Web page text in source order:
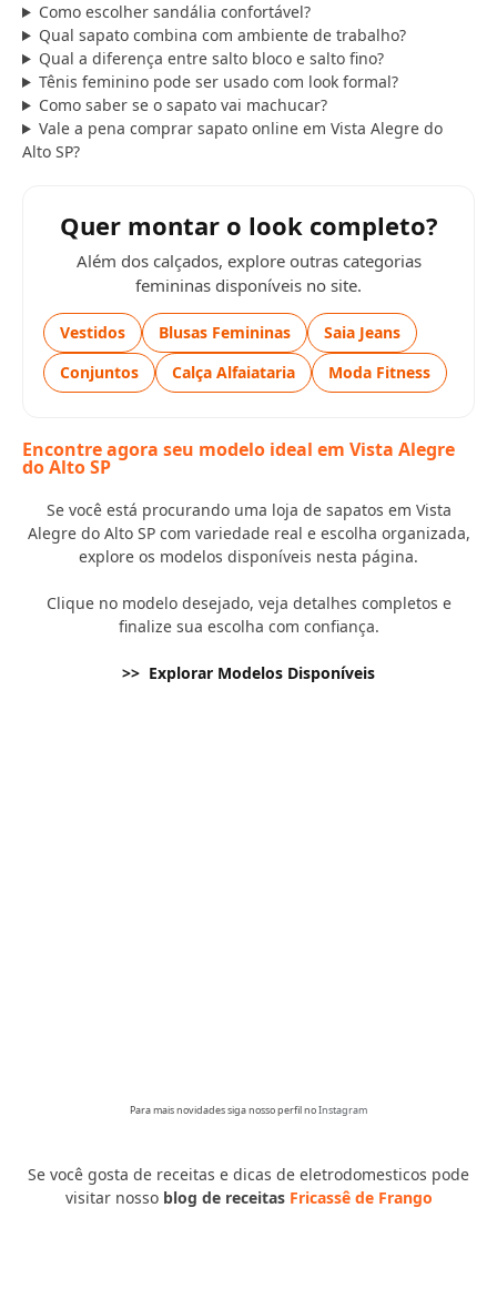
Como escolher sandália confortável?
Qual sapato combina com ambiente de trabalho?
Qual a diferença entre salto bloco e salto fino?
Tênis feminino pode ser usado com look formal?
Como saber se o sapato vai machucar?
Vale a pena comprar sapato online em Vista Alegre do
Alto SP?
Quer montar o look completo?
Além dos calçados, explore outras categorias
femininas disponíveis no site.
Vestidos Blusas Femininas
Saia Jeans
Conjuntos
Calça Alfaiataria Moda Fitness
Encontre agora seu modelo ideal em Vista Alegre
do Alto SP
Se você está procurando uma loja de sapatos em Vista
Alegre do Alto SP com variedade real e escolha organizada,
explore os modelos disponíveis nesta página.
Clique no modelo desejado, veja detalhes completos e
finalize sua escolha com confiança.
>> Explorar Modelos Disponíveis
Para mais novidades siga nosso perfil noInstagram
Se você gosta de receitas e dicas de eletrodomesticos pode
visitar nosso blog de receitas Fricassê de Frango